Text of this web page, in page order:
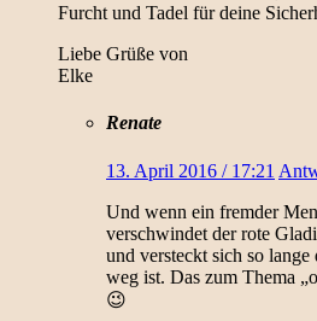
Furcht und Tadel für deine
Liebe Grüße von
Elke
Renate
13. April 2016 / 17:21
Und wenn ein fremder
verschwindet der rote
und versteckt sich so
weg ist. Das zum Thema
😉